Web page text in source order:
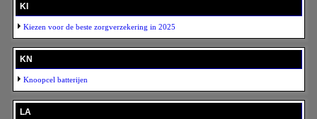
KI
Kiezen voor de beste zorgverzekering in 2025
KN
Knoopcel batterijen
LA